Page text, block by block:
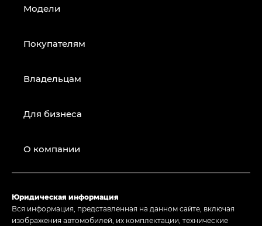
Модели
Покупателям
Владельцам
Для бизнеса
О компании
Юридическая информация
Вся информация, представленная на данном сайте, включая
изображения автомобилей, их комплектации, технические